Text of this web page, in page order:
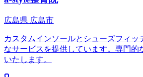
広島県 広島市
カスタムインソールとシューズフィッ
なサービスを提供しています。専門的
いたします。